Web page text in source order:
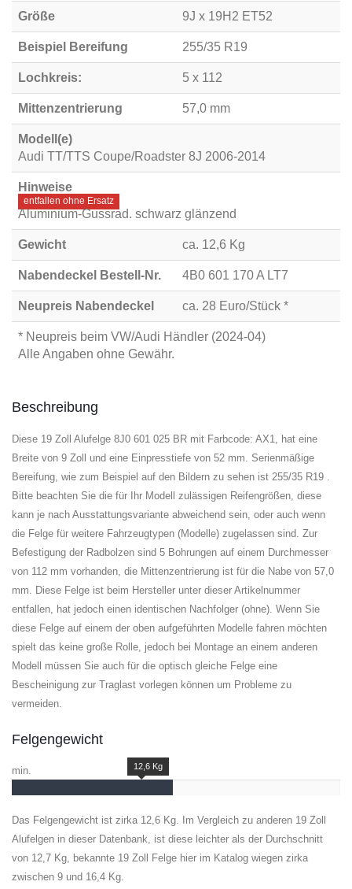
Größe 9J x 19H2 ET52
Beispiel Bereifung 255/35 R19
Lochkreis: 5 x 112
Mittenzentrierung 57,0 mm
Modell(e)
Audi TT/TTS Coupe/Roadster 8J 2006-2014
Hinweise
entfallen ohne Ersatz
Aluminium-Gussrad. schwarz glänzend
Gewicht ca. 12,6 Kg
Nabendeckel Bestell-Nr. 4B0 601 170 A LT7
Neupreis Nabendeckel ca. 28 Euro/Stück *
* Neupreis beim VW/Audi Händler (2024-04)
Alle Angaben ohne Gewähr.
Beschreibung
Diese 19 Zoll Alufelge 8J0 601 025 BR mit Farbcode: AX1, hat eine
Breite von 9 Zoll und eine Einpresstiefe von 52 mm. Serienmäßige
Bereifung, wie zum Beispiel auf den Bildern zu sehen ist 255/35 R19 .
Bitte beachten Sie die für Ihr Modell zulässigen Reifengrößen, diese
kann je nach Ausstattungsvariante abweichend sein, oder auch wenn
die Felge für weitere Fahrzeugtypen (Modelle) zugelassen sind. Zur
Befestigung der Radbolzen sind 5 Bohrungen auf einem Durchmesser
von 112 mm vorhanden, die Mittenzentrierung ist für die Nabe von 57,0
mm. Diese Felge ist beim Hersteller unter dieser Artikelnummer
entfallen, hat jedoch einen identischen Nachfolger (ohne). Wenn Sie
diese Felge auf einem der oben aufgeführten Modelle fahren möchten
spielt das keine große Rolle, jedoch bei Montage an einem anderen
Modell müssen Sie auch für die optisch gleiche Felge eine
Bescheinigung zur Traglast vorlegen können um Probleme zu
vermeiden.
Felgengewicht
min. 12,6 Kg
Das Felgengewicht ist zirka 12,6 Kg. Im Vergleich zu anderen 19 Zoll
Alufelgen in dieser Datenbank, ist diese leichter als der Durchschnitt
von 12,7 Kg, bekannte 19 Zoll Felge hier im Katalog wiegen zirka
zwischen 9 und 16,4 Kg.